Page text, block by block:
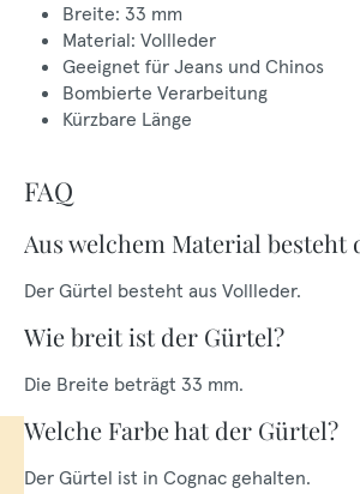
Breite: 33 mm
Material: Vollleder
Geeignet für Jeans und Chinos
Bombierte Verarbeitung
Kürzbare Länge
FAQ
Aus welchem Material besteht
Der Gürtel besteht aus Vollleder.
Wie breit ist der Gürtel?
Die Breite beträgt 33 mm.
Welche Farbe hat der Gürtel?
Der Gürtel ist in Cognac gehalten.